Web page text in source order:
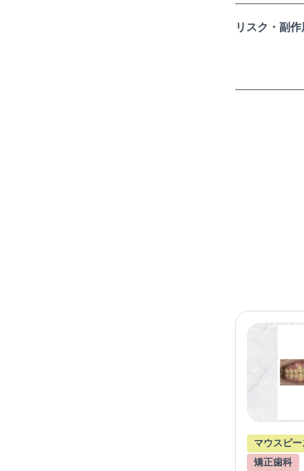
リスク・副作
マウスピ
矯正歯科